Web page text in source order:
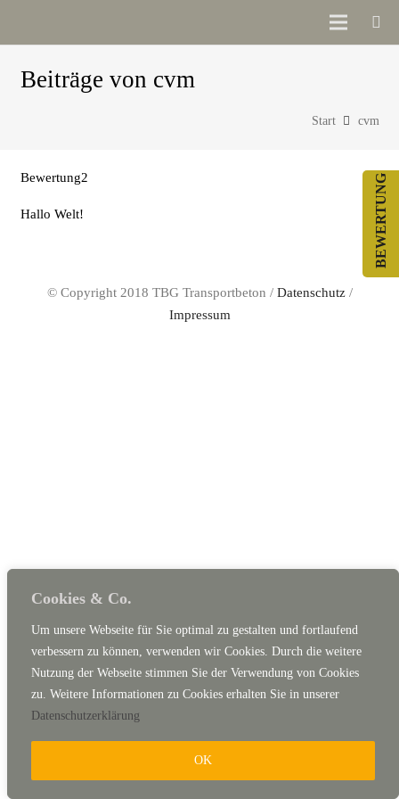
Cookies & Co.
Um unsere Webseite für Sie optimal zu gestalten und fortlaufend
verbessern zu können, verwenden wir Cookies. Durch die weitere
Nutzung der Webseite stimmen Sie der Verwendung von Cookies
zu. Weitere Informationen zu Cookies erhalten Sie in unserer
Datenschutzerklärung
OK
Beiträge von cvm
Start cvm
Bewertung2
Hallo Welt!
© Copyright 2018 TBG Transportbeton / Datenschutz/
Impressum
BEWERTUNG